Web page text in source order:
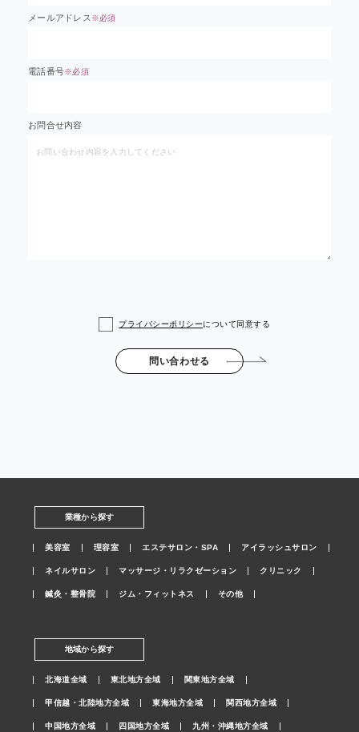
メールアドレス ※必須
電話番号※必須
お問合せ内容
プライバシーポリシーについて同意する
問い合わせる
業種から探す
美容室 理容室 エステサロン・SPA アイラッシュサロン
ネイルサロン マッサージ・リラクゼーション クリニック
鍼灸・整骨院 ジム・フィットネス その他
地域から探す
北海道全域 東北地方全域 関東地方全域
甲信越・北陸地方全域 東海地方全域 関西地方全域
中国地方全域 四国地方全域 九州・沖縄地方全域